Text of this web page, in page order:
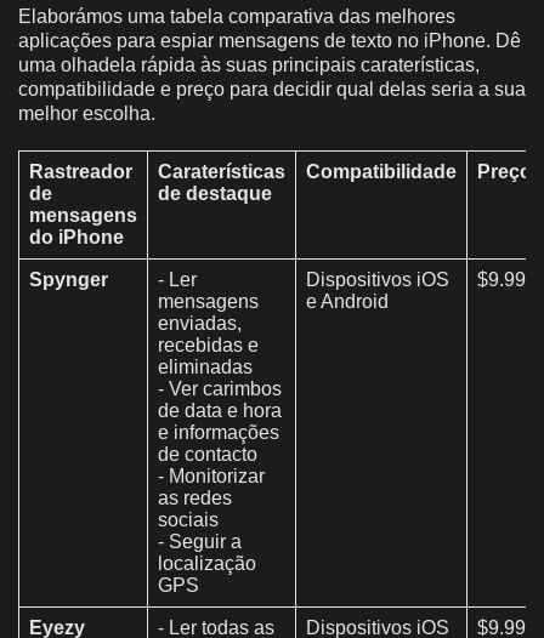
Elaborámos uma tabela comparativa das melhores
aplicações para espiar mensagens de texto no iPhone. Dê
uma olhadela rápida às suas principais caraterísticas,
compatibilidade e preço para decidir qual delas seria a sua
melhor escolha.
Rastreador
de
mensagens
do iPhone
Caraterísticas
de destaque
Compatibilidade Preço
Spynger
- Ler
mensagens
enviadas,
recebidas e
eliminadas
- Ver carimbos
de data e hora
e informações
de contacto
- Monitorizar
as redes
sociais
- Seguir a
localização
GPS
Dispositivos iOS
e Android
$9.99/
Eyezy
- Ler todas as
Dispositivos iOS
$9.99/